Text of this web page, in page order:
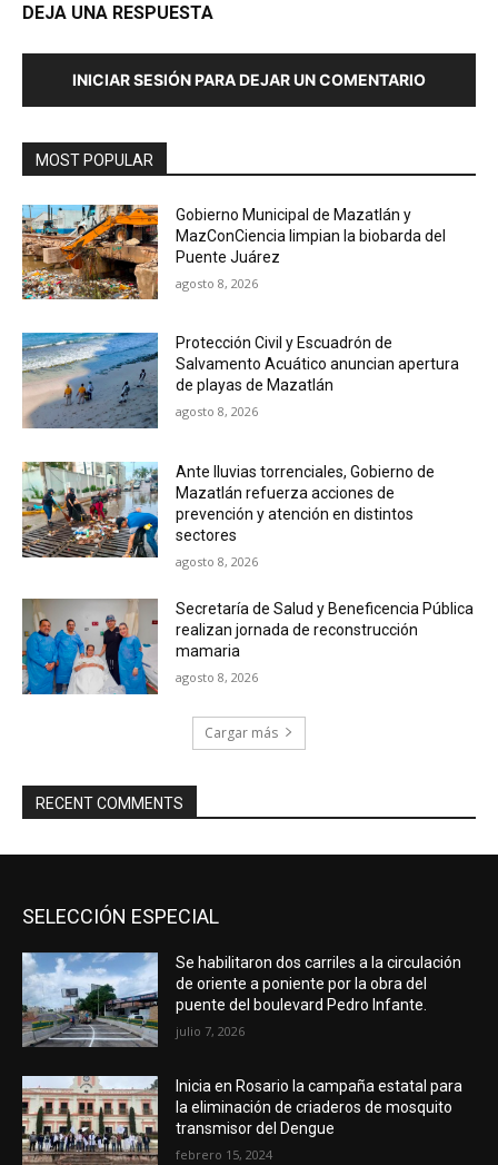
DEJA UNA RESPUESTA
INICIAR SESIÓN PARA DEJAR UN COMENTARIO
MOST POPULAR
Gobierno Municipal de Mazatlán y
MazConCiencia limpian la biobarda del
Puente Juárez
agosto 8, 2026
Protección Civil y Escuadrón de
Salvamento Acuático anuncian apertura
de playas de Mazatlán
agosto 8, 2026
Ante lluvias torrenciales, Gobierno de
Mazatlán refuerza acciones de
prevención y atención en distintos
sectores
agosto 8, 2026
Secretaría de Salud y Beneficencia Pública
realizan jornada de reconstrucción
mamaria
agosto 8, 2026
Cargar más
RECENT COMMENTS
SELECCIÓN ESPECIAL
Se habilitaron dos carriles a la circulación
de oriente a poniente por la obra del
puente del boulevard Pedro Infante.
julio 7, 2026
Inicia en Rosario la campaña estatal para
la eliminación de criaderos de mosquito
transmisor del Dengue
febrero 15, 2024